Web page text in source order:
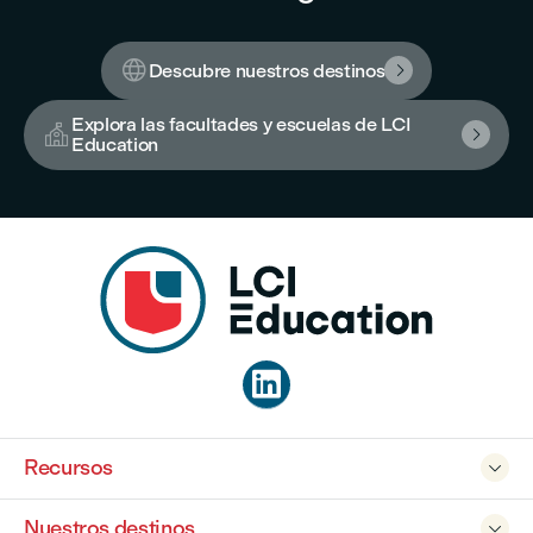
Descubre nuestros destinos 
 Explora las facultades y escuelas de LCI
Education



Recursos

Nuestros destinos